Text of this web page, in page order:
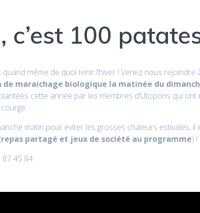
100
même de quoi tenir l’hiver ! Venez nous
de maraichage biologique la matinée du
cette année par les membres d’Utopons qui
matin pour éviter les grosses chaleurs estivales,
partagé et jeux de société au programme) !
87 45 84